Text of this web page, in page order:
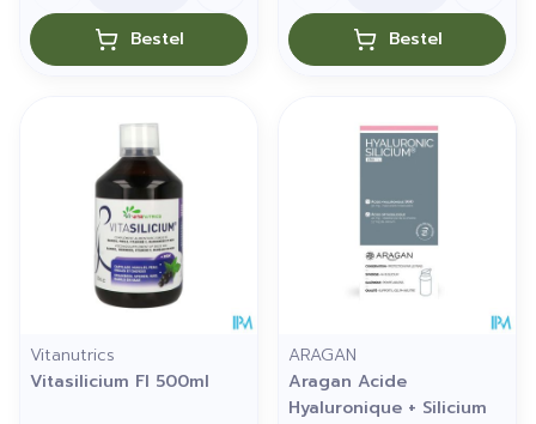
Bestel Bestel
Vitanutrics
Vitasilicium Fl 500ml
ARAGAN
Aragan Acide
Hyaluronique + Silicium